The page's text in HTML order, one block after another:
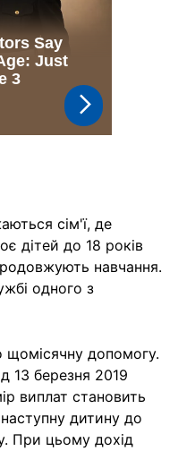
сім'ї, де
дітей до 18 років
навчання.
одного з
щомісячну допомогу.
13 березня 2019
виплат становить
дитину до
При цьому дохід